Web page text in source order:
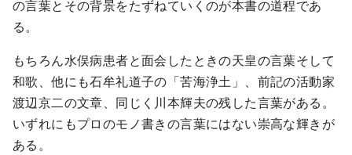
の言葉とその背景をたずねていくのが本書の道程であ
る。
もちろん水俣病患者と面会したときの天皇の言葉そして
和歌、他にも石牟礼道子の「苦海浄土」、前記の活動家
渡辺京二の文章、同じく川本輝夫の残した言葉がある。
いずれにもプロのモノ書きの言葉にはない崇高な輝きが
ある。